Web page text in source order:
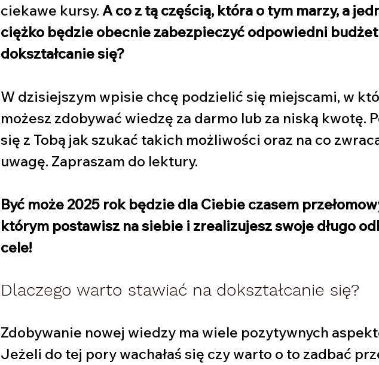
ciekawe kursy. A co z tą częścią, która o tym marzy, a
ciężko będzie obecnie zabezpieczyć odpowiedni
dokształcanie się?
W dzisiejszym wpisie chcę podzielić się miejscami, w
możesz zdobywać wiedzę za darmo lub za niską kwotę.
się z Tobą jak szukać takich możliwości oraz na co
uwagę. Zapraszam do lektury.
Być może 2025 rok będzie dla Ciebie czasem
którym postawisz na siebie i zrealizujesz swoje długo
cele!
Dlaczego warto stawiać na dokształcanie się?
Zdobywanie nowej wiedzy ma wiele pozytywnych
Jeżeli do tej pory wachałaś się czy warto o to zadbać